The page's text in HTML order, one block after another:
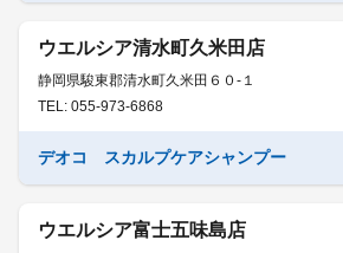
ウエルシア清水町久米田店
静岡県駿東郡清水町久米田６０-１
TEL: 055-973-6868
デオコ スカルプケアシャンプー
ウエルシア富士五味島店